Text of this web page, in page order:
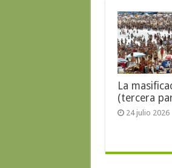
La
(tercera
24 julio 2026